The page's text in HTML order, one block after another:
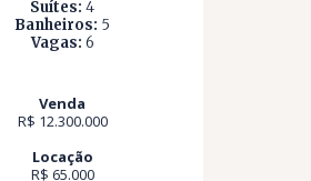
Suítes: 4
Banheiros: 5
Vagas: 6
Venda
R$ 12.300.000
Locação
R$ 65.000